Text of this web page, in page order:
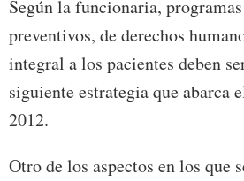
Según la funcionaria,
preventivos, de derechos
integral a los pacientes deben
siguiente estrategia que abarca
2012.
Otro de los aspectos en los que